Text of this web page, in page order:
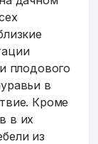
плодового
в
Кроме
в их
из